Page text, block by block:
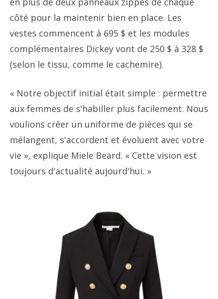
côté pour la maintenir bien en place. Les
vestes commencent à 695 $ et les modules
complémentaires Dickey vont de 250 $ à 328 $
(selon le tissu, comme le cachemire).
« Notre objectif initial était simple : permettre
aux femmes de s'habiller plus facilement. Nous
voulions créer un uniforme de pièces qui se
mélangent, s'accordent et évoluent avec votre
vie », explique Miele Beard. « Cette vision est
toujours d'actualité aujourd'hui. »